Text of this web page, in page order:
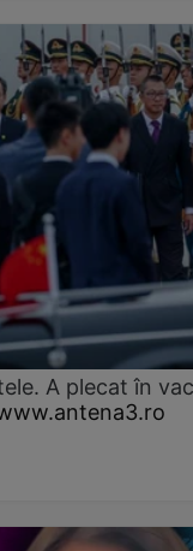
A plecat în